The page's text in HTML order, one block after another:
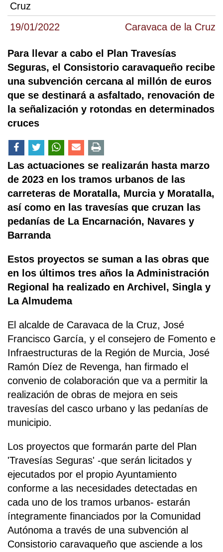
19/01/2022 Caravaca de la Cruz
Cruz
Para llevar a cabo el Plan Travesías
Seguras, el Consistorio caravaqueño recibe
una subvención cercana al millón de euros
que se destinará a asfaltado, renovación de
la señalización y rotondas en determinados
cruces
Las actuaciones se realizarán hasta marzo
de 2023 en los tramos urbanos de las
carreteras de Moratalla, Murcia y Moratalla,
así como en las travesías que cruzan las
pedanías de La Encarnación, Navares y
Barranda
Estos proyectos se suman a las obras que
en los últimos tres años la Administración
Regional ha realizado en Archivel, Singla y
La Almudema
El alcalde de Caravaca de la Cruz, José
Francisco García, y el consejero de Fomento e
Infraestructuras de la Región de Murcia, José
Ramón Díez de Revenga, han firmado el
convenio de colaboración que va a permitir la
realización de obras de mejora en seis
travesías del casco urbano y las pedanías de
municipio.
Los proyectos que formarán parte del Plan
'Travesías Seguras' -que serán licitados y
ejecutados por el propio Ayuntamiento
conforme a las necesidades detectadas en
cada uno de los tramos urbanos- estarán
íntegramente financiados por la Comunidad
Autónoma a través de una subvención al
Consistorio caravaqueño que asciende a los